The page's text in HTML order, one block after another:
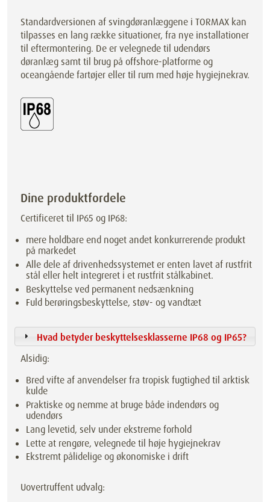
Standardversionen af svingdøranlæggene i TORMAX kan
tilpasses en lang række situationer, fra nye installationer
til eftermontering. De er velegnede til udendørs
døranlæg samt til brug på offshore-platforme og
oceangående fartøjer eller til rum med høje hygiejnekrav.
Dine produktfordele
Certificeret til IP65 og IP68:
mere holdbare end noget andet konkurrerende produkt
på markedet
Alle dele af drivenhedssystemet er enten lavet af rustfrit
stål eller helt integreret i et rustfrit stålkabinet.
Beskyttelse ved permanent nedsænkning
Fuld berøringsbeskyttelse, støv- og vandtæt
Hvad betyder beskyttelsesklasserne IP68 og IP65?
Alsidig:
Bred vifte af anvendelser fra tropisk fugtighed til arktisk
kulde
Praktiske og nemme at bruge både indendørs og
udendørs
Lang levetid, selv under ekstreme forhold
Lette at rengøre, velegnede til høje hygiejnekrav
Ekstremt pålidelige og økonomiske i drift
Uovertruffent udvalg: